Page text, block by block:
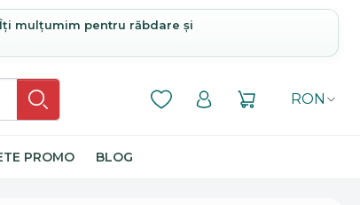
mulțumim pentru răbdare și
RON
PROMO BLOG